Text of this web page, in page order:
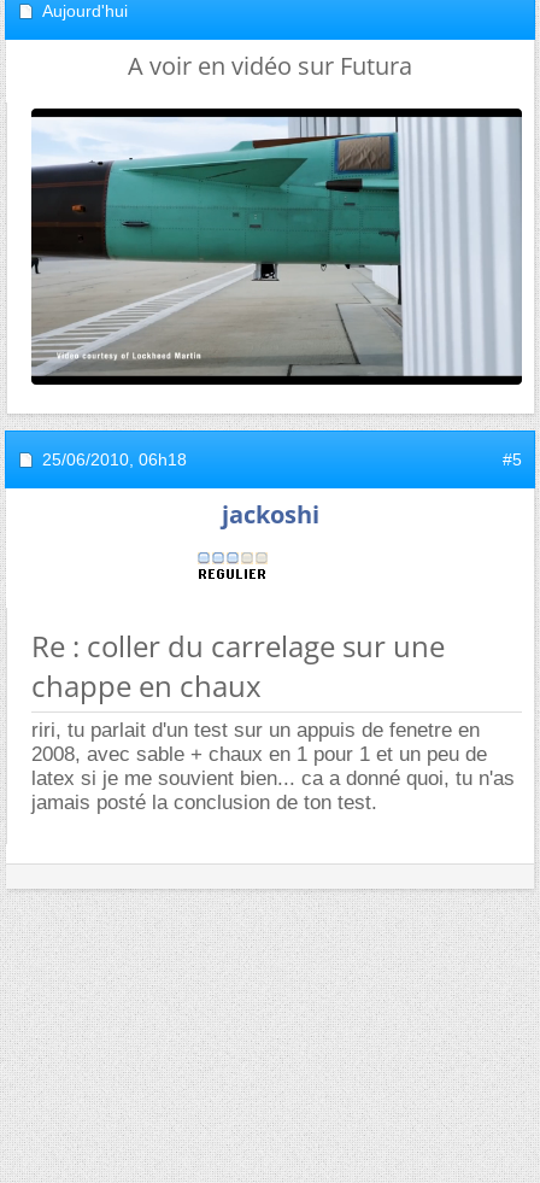
Aujourd'hui
A voir en vidéo sur Futura
25/06/2010, 06h18 #5
jackoshi
Re : coller du carrelage sur une
chappe en chaux
riri, tu parlait d'un test sur un appuis de fenetre en
2008, avec sable + chaux en 1 pour 1 et un peu de
latex si je me souvient bien... ca a donné quoi, tu n'as
jamais posté la conclusion de ton test.